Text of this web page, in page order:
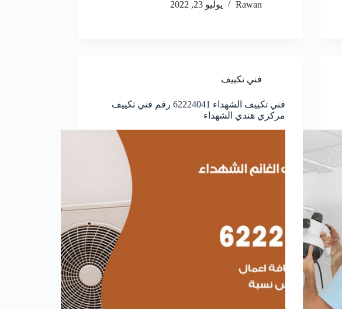
Rawan
يوليو 23, 2022
فني تكييف
فني تكييف الشهداء 62224041 رقم فني تكييف
مركزي هندي الشهداء